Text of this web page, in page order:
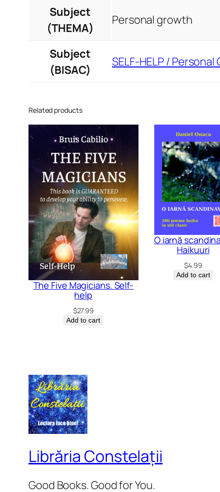
Subject
(THEMA)
Personal growth
Subject
(BISAC)
SELF-HELP /
Related products
The Five Magicians. Self-
help
$27.99
Add to cart
O iarnă
Haikuuri
$4.99
Add to cart
Librăria Constelații
Good Books. Good for You.